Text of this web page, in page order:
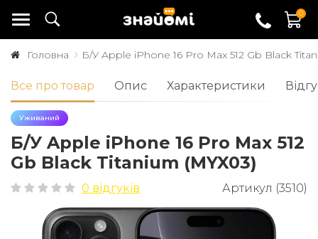
0
Головна Б/У Apple iPhone 16 Pro Max 512 Gb Black
Все про товар Опис Характеристики
Уживаний
Б/У Apple iPhone 16 Pro Max 512
Gb Black Titanium (MYX03)
0 відгуків Артикул (3510)